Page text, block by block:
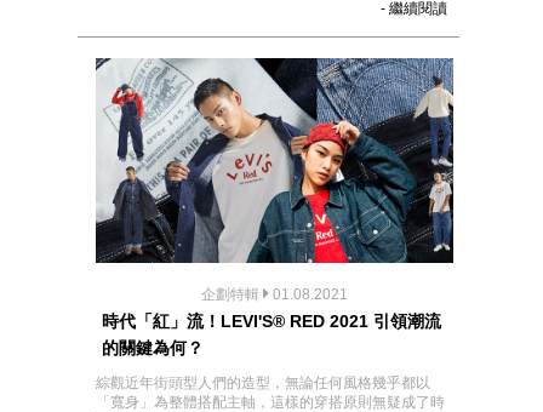
- 繼續閱讀
企劃特輯 01.08.2021
時代「紅」流！LEVI'S® RED 2021 引領潮流
的關鍵為何？
綜觀近年街頭型人們的造型，無論任何風格幾乎都以
「寬身」為整體搭配主軸，這樣的穿搭原則無疑成了時